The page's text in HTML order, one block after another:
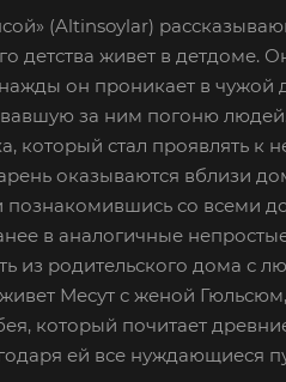
(Altinsoylar)
детства живет в детдоме.
он проникает в чужой
за ним погоню
который стал проявлять к
оказываются вблизи
со всеми
в аналогичные
из родительского дома с
Месут с женой
который почитает
ей все нуждающиеся